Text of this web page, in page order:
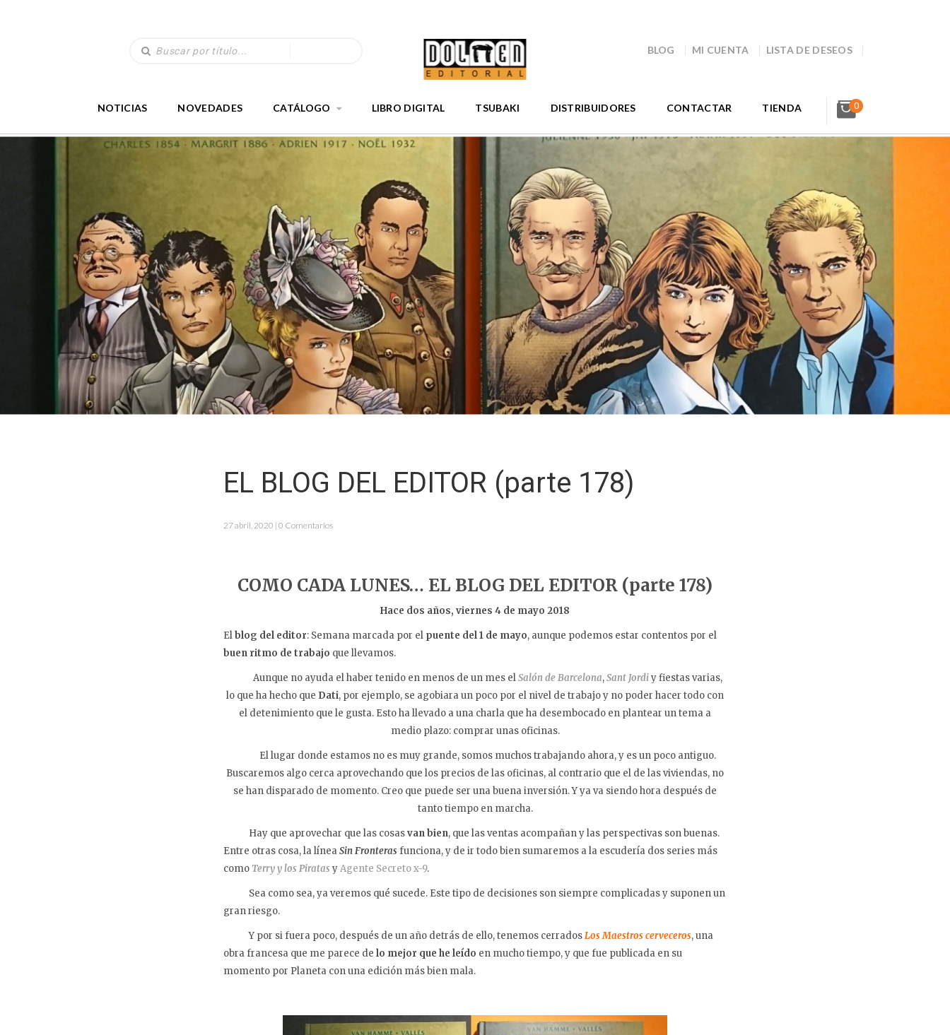
BLOG MI CUENTA LISTA DE DESEOS
NOTICIAS NOVEDADES CATÁLOGO LIBRO DIGITAL TSUBAKI DISTRIBUIDORES CONTACTAR TIENDA 0
EL BLOG DEL EDITOR (parte 178)
27 abril, 2020 | 0 Comentarios
COMO CADA LUNES… EL BLOG DEL EDITOR (parte 178)
Hace dos años, viernes 4 de mayo 2018
Elblog del editor: Semana marcada por el puente del 1 de mayo, aunque podemos estar contentos por el
buen ritmo de trabajo que llevamos.
Aunque no ayuda el haber tenido en menos de un mes elSalón de Barcelona,Sant Jordiy fiestas varias,
lo que ha hecho que Dati, por ejemplo, se agobiara un poco por el nivel de trabajo y no poder hacer todo con
el detenimiento que le gusta. Esto ha llevado a una charla que ha desembocado en plantear un tema a
medio plazo: comprar unas oficinas.
El lugar donde estamos no es muy grande, somos muchos trabajando ahora, y es un poco antiguo.
Buscaremos algo cerca aprovechando que los precios de las oficinas, al contrario que el de las viviendas, no
se han disparado de momento. Creo que puede ser una buena inversión. Y ya va siendo hora después de
tanto tiempo en marcha.
Hay que aprovechar que las cosasvan bien, que las ventas acompañan y las perspectivas son buenas.
Entre otras cosa, la líneaSin Fronteras funciona, y de ir todo bien sumaremos a la escudería dos series más
como Terry y los Piratas yAgente Secreto x-9.
Sea como sea, ya veremos qué sucede. Este tipo de decisiones son siempre complicadas y suponen un
gran riesgo.
Y por si fuera poco, después de un año detrás de ello, tenemos cerradosLos Maestros cerveceros, una
obra francesa que me parece de lo mejor que he leído en mucho tiempo, y que fue publicada en su
momento por Planeta con una edición más bien mala.